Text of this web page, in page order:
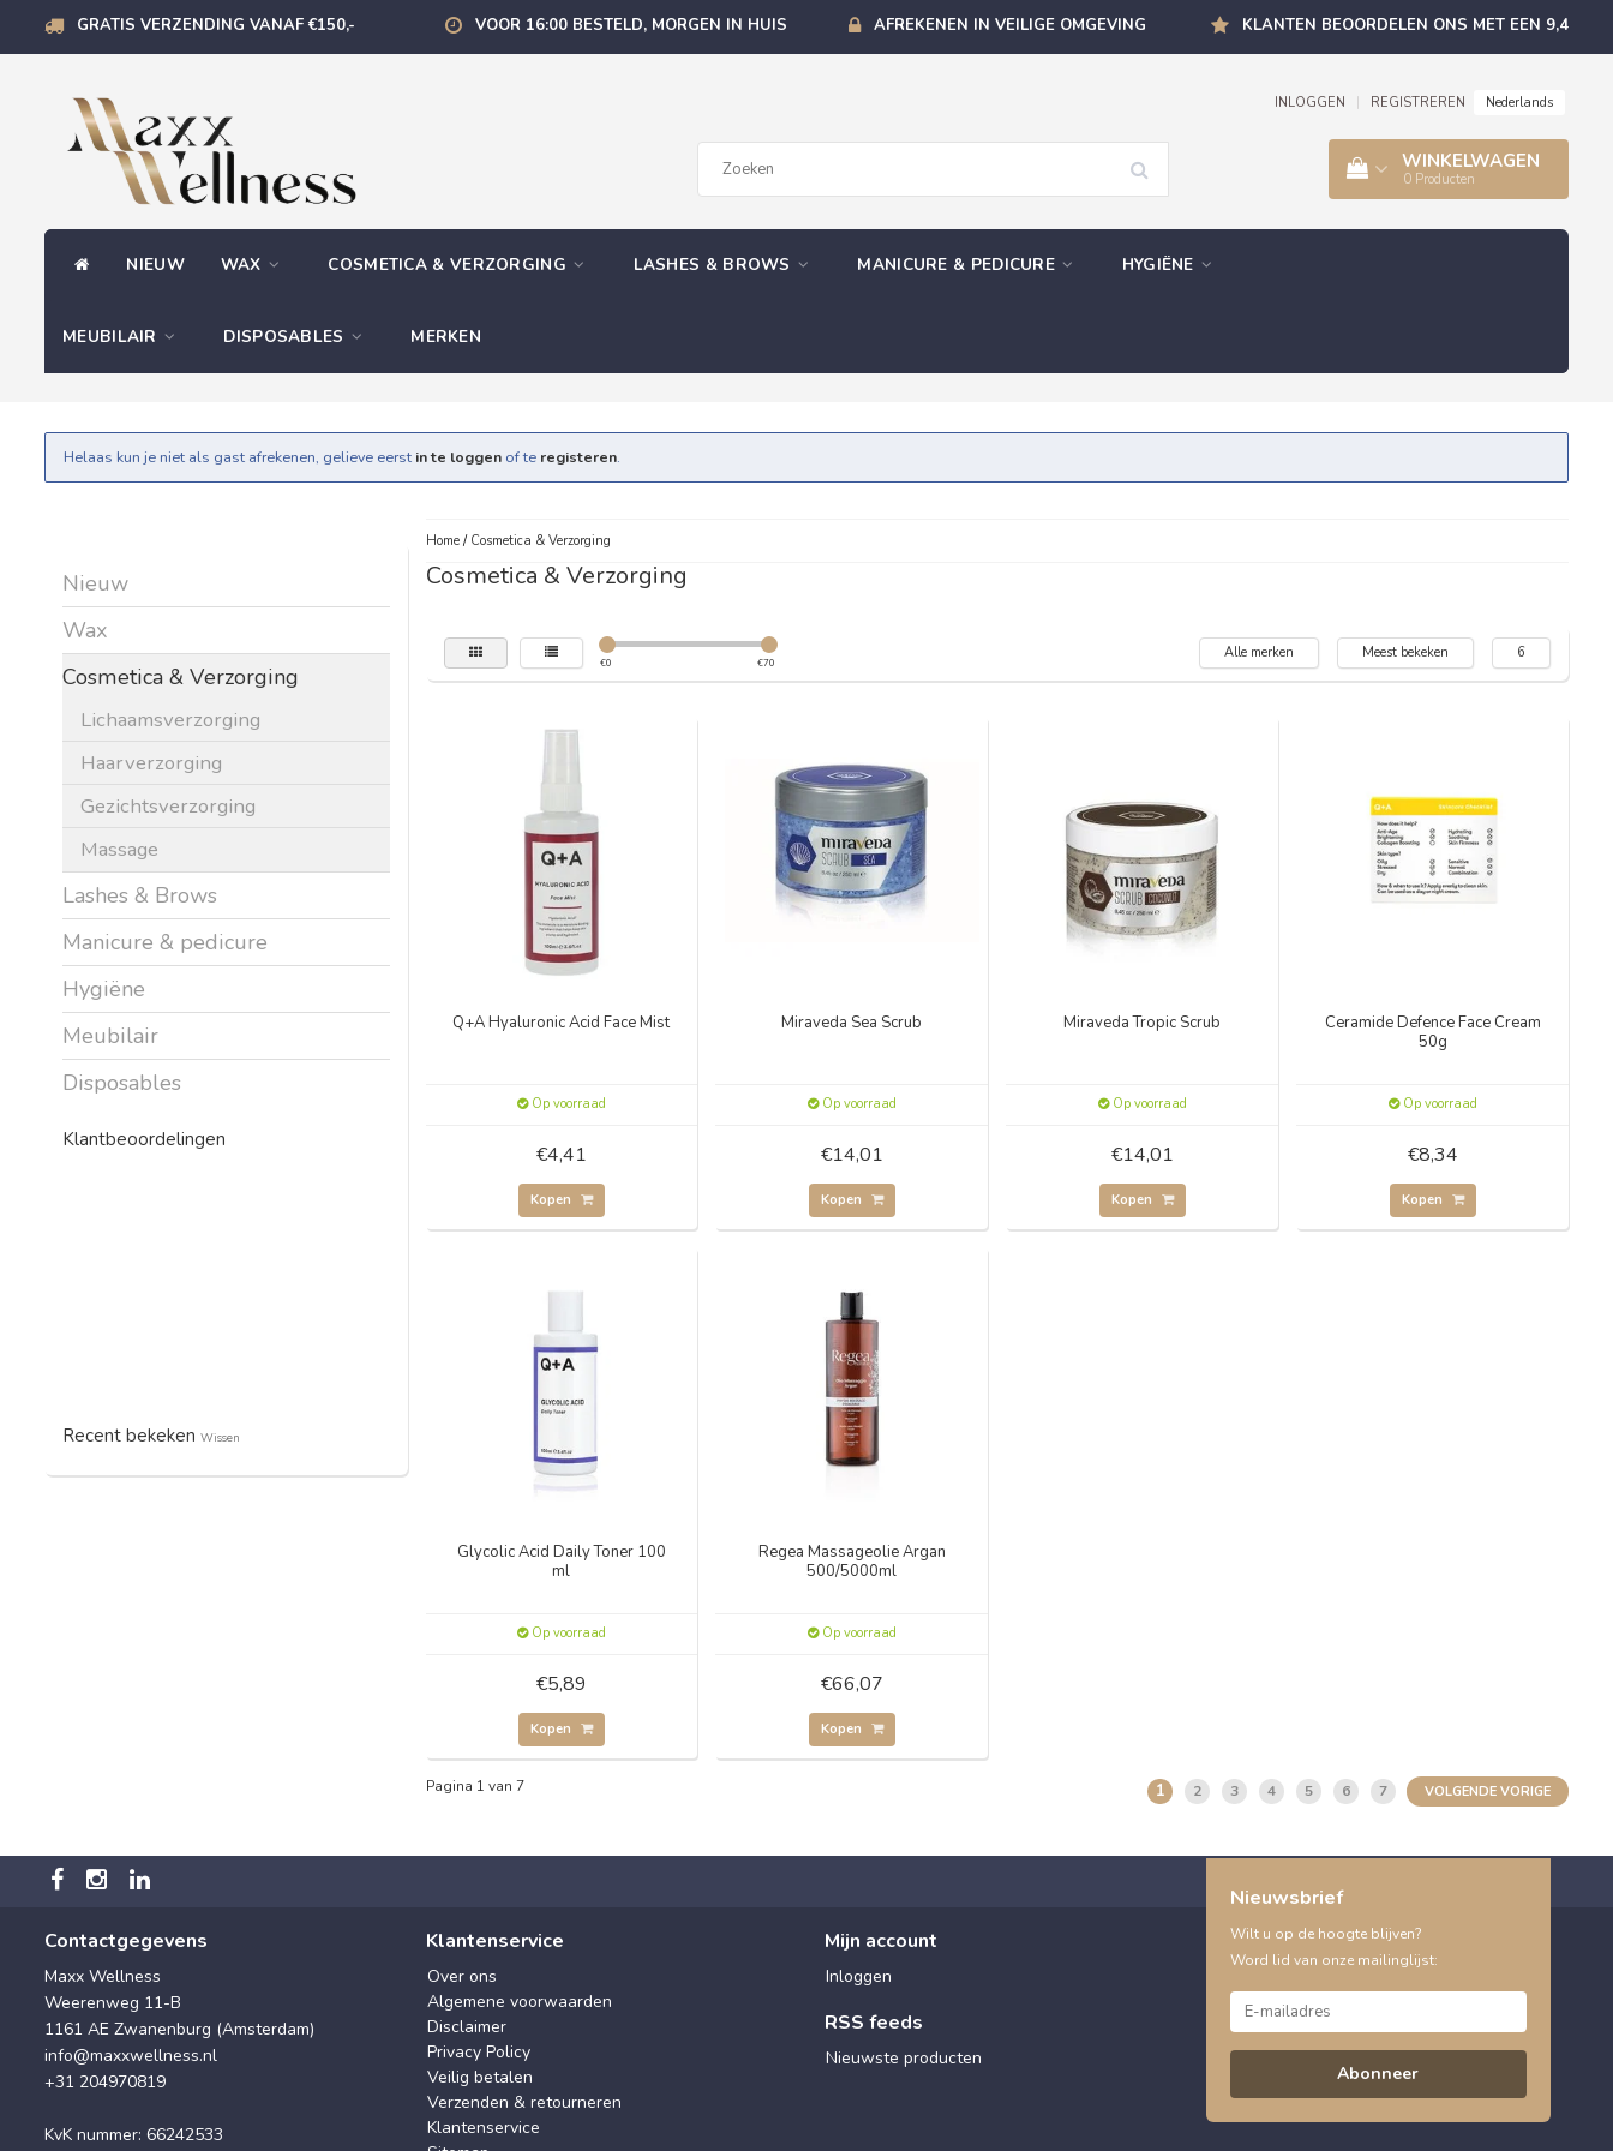
GRATIS VERZENDING VANAF €150,- VOOR 16:00 BESTELD, MORGEN IN HUIS AFREKENEN IN VEILIGE OMGEVING KLANTEN BEOORDELEN ONS MET EEN 9,4
INLOGGEN REGISTREREN Nederlands
WINKELWAGEN
0 Producten
NIEUW WAX COSMETICA & VERZORGING LASHES & BROWS MANICURE & PEDICURE HYGIËNE
MEUBILAIR DISPOSABLES MERKEN
Helaas kun je niet als gast afrekenen, gelieve eerst in te loggen of te registeren.
Nieuw
Wax
Cosmetica & Verzorging
Lichaamsverzorging
Haarverzorging
Gezichtsverzorging
Massage
Lashes & Brows
Manicure & pedicure
Hygiëne
Meubilair
Disposables
Klantbeoordelingen
Recent bekeken Wissen
Home/ Cosmetica & Verzorging
Cosmetica & Verzorging
€0 €70
Alle merken Meest bekeken 6
Q+A Hyaluronic Acid Face Mist
Op voorraad
€4,41
Kopen
Miraveda Sea Scrub
Op voorraad
€14,01
Kopen
Miraveda Tropic Scrub
Op voorraad
€14,01
Kopen
Ceramide Defence Face Cream
50g
Op voorraad
€8,34
Kopen
Glycolic Acid Daily Toner 100
ml
Op voorraad
€5,89
Kopen
Regea Massageolie Argan
500/5000ml
Op voorraad
€66,07
Kopen
Pagina 1 van 7 1 2 3 4 5 6 7 VOLGENDE VORIGE
Contactgegevens
Maxx Wellness
Weerenweg 11-B
1161 AE Zwanenburg (Amsterdam)
info@maxxwellness.nl
+31 204970819
KvK nummer: 66242533
Klantenservice
Over ons
Algemene voorwaarden
Disclaimer
Privacy Policy
Veilig betalen
Verzenden & retourneren
Klantenservice
Mijn account
Inloggen
RSS feeds
Nieuwste producten
Nieuwsbrief
Wilt u op de hoogte blijven?
Word lid van onze mailinglijst:
Abonneer